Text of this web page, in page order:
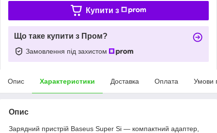
Купити з
Що таке купити з Пром?
Замовлення під захистом
Опис Характеристики Доставка Оплата Умови
Опис
Зарядний пристрій Baseus Super Si — компактний адаптер,